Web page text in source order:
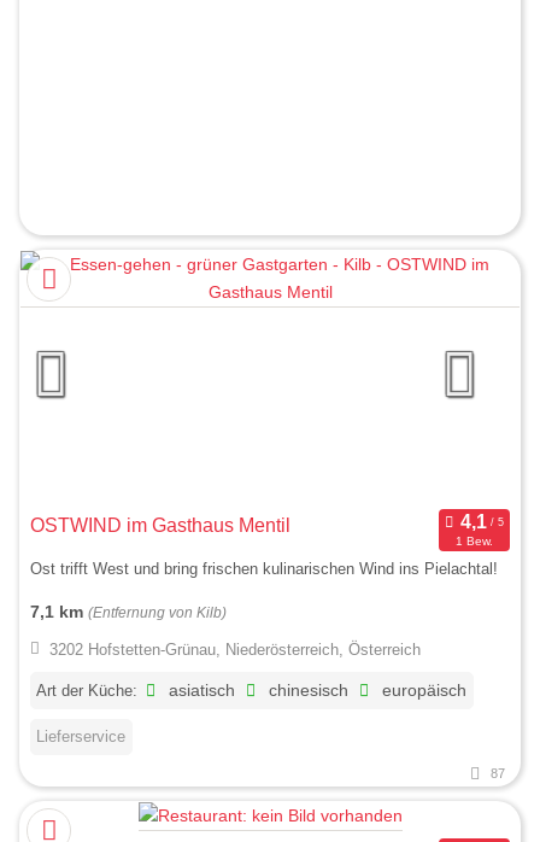
OSTWIND im Gasthaus Mentil
1 Bew.
Ost trifft West und bring frischen kulinarischen Wind ins Pielachtal!
7,1 km (Entfernung von Kilb)
3202 Hofstetten-Grünau, Niederösterreich, Österreich
Art der Küche: asiatisch chinesisch europäisch
Lieferservice
87